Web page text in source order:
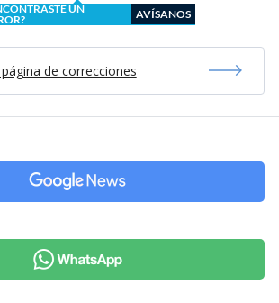
UN
AVÍSANOS
de correcciones